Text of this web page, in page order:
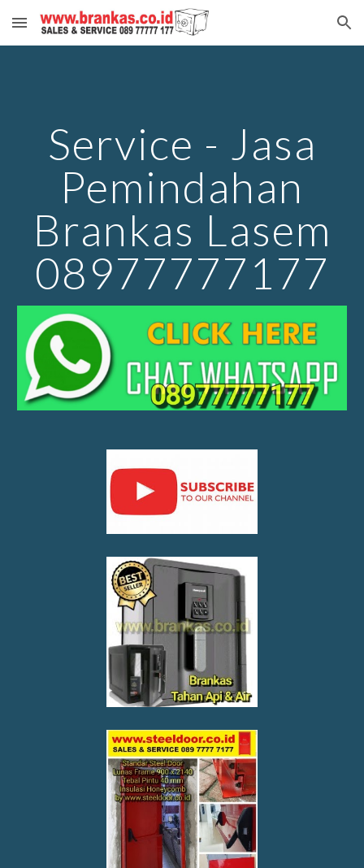
Skip to main content Skip to navigation
Service - Jasa
Pemindahan
Brankas Lasem
08977777177